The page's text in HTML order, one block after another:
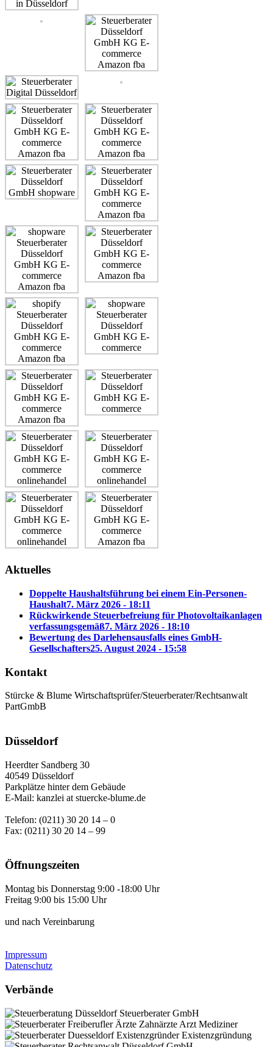
Aktuelles
Doppelte Haushaltsführung bei einem Ein-Personen-
Haushalt7. März 2026 - 18:11
Rückwirkende Steuerbefreiung für Photovoltaikanlagen
verfassungsgemäß7. März 2026 - 18:10
Bewertung des Darlehensausfalls eines GmbH-
Gesellschafters25. August 2024 - 15:58
Kontakt
Stürcke & Blume Wirtschaftsprüfer/Steuerberater/Rechtsanwalt
PartGmbB
Düsseldorf
Heerdter Sandberg 30
40549 Düsseldorf
Parkplätze hinter dem Gebäude
E-Mail: kanzlei at stuercke-blume.de
Telefon: (0211) 30 20 14 – 0
Fax: (0211) 30 20 14 – 99
Öffnungszeiten
Montag bis Donnerstag 9:00 -18:00 Uhr
Freitag 9:00 bis 15:00 Uhr
und nach Vereinbarung
Impressum
Datenschutz
Verbände